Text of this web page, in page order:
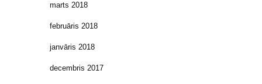
marts 2018
februāris 2018
janvāris 2018
decembris 2017